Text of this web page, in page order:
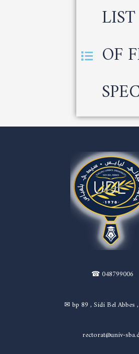
OF
☎ 048799006
✉ bp 89 , Sidi Bel Abbes
rectorat@univ-